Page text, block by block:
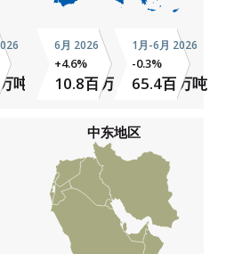
吨
6月 2026
+4.6%
10.8百万吨
1月-6月 2026
-0.3%
65.4百万吨
中东地区